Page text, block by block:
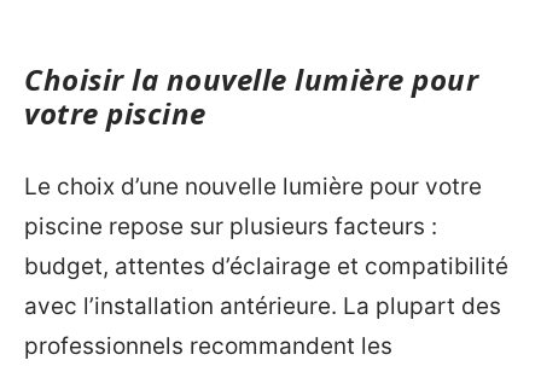
Choisir la nouvelle lumière pour
votre piscine
Le choix d’une nouvelle lumière pour votre
piscine repose sur plusieurs facteurs :
budget, attentes d’éclairage et compatibilité
avec l’installation antérieure. La plupart des
professionnels recommandent les